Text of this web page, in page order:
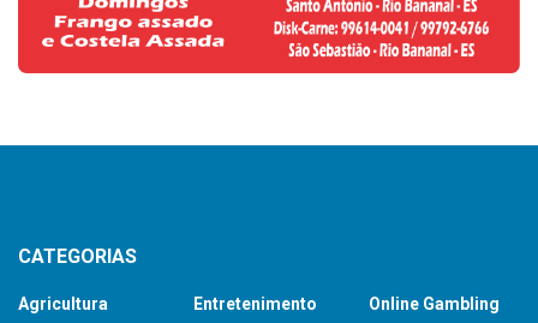
CATEGORIAS
Agricultura
Entretenimento
Online Gambling